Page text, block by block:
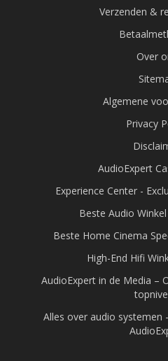
Verzenden &
Over
Algemene
Privacy
AudioExpert
Experience Center -
Beste Audio
Beste Home Cinema
High-End Hifi
AudioExpert in de Media –
Alles over audio systemen